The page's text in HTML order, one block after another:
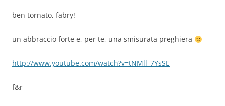
ben tornato, fabry!
un abbraccio forte e, per te, una smisurata preghiera
http://www.youtube.com/watch?v=tNMll_7YsSE
f&r